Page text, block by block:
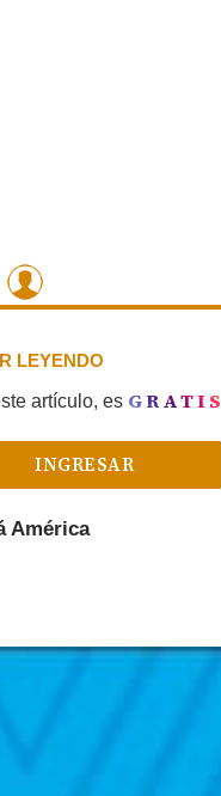
LEYENDO
artículo, es GRATIS
INGRESAR
América